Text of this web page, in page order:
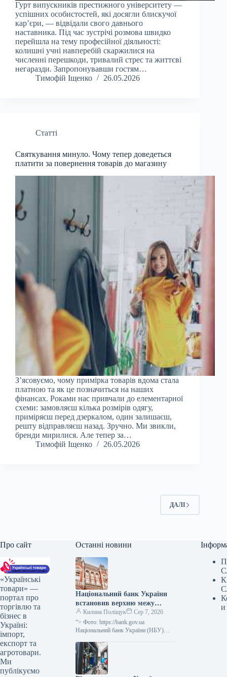
Гурт випускників престижного університету —
успішних особистостей, які досягли блискучої
кар’єри, — відвідали свого давнього
наставника. Під час зустрічі розмова швидко
перейшла на тему професійної діяльності:
колишні учні навперебій скаржилися на
численні перешкоди, тривалий стрес та життєві
негаразди. Запропонувавши гостям…
Тимофій Іщенко
26.05.2026
Статті
Святкування минуло. Чому тепер доведеться
платити за повернення товарів до магазину
З’ясовуємо, чому примірка товарів вдома стала
платною та як це позначиться на наших
фінансах. Роками нас привчали до елементарної
схеми: замовляєш кілька розмірів одягу,
приміряєш перед дзеркалом, один залишаєш,
решту відправляєш назад. Зручно. Ми звикли,
бренди мирилися. Але тепер за…
Тимофій Іщенко
26.05.2026
ДАЛІ
Про сайт
«Українські
товари» —
портал про
торгівлю та
бізнес в
Україні:
імпорт,
експорт та
агротовари.
Ми
публікуємо
Останні новини
Національний банк України
встановив верхню межу
відсоткової ставки за
тримісячними депозитними
сертифікатами, яка не
плюс 3,5 процентних пункти.
Килина Поліщук
Сер 7, 2026
“> Фото: https://bank.gov.ua
Національний банк України (НБУ)
тримісячними обмеженими
депозитними сертифікатами, який
дорівнює обліковій ставці плюс…
и